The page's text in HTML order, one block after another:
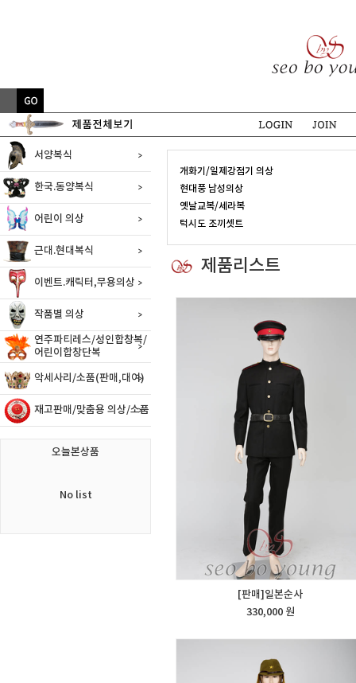
서양복식
한국.동양복식
어린이 의상
근대.현대복식
이벤트.캐릭터,무용의상
작품별 의상
연주파티레스/성인합창복/
어린이합창단복
악세사리/소품(판매,대여)
재고판매/맞춤용 의상/소품
오늘본상품
No list
개화기/일제강점기 의상
현대풍 남성의상
옛날교복/세라복
턱시도 조끼셋트
제품리스트
[판매]일본순사
330,000 원